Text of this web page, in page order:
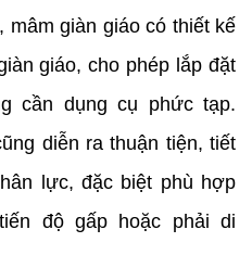
mâm giàn giáo có thiết kế
giáo, cho phép lắp đặt
cần dụng cụ phức tạp.
diễn ra thuận tiện, tiết
lực, đặc biệt phù hợp
độ gấp hoặc phải di